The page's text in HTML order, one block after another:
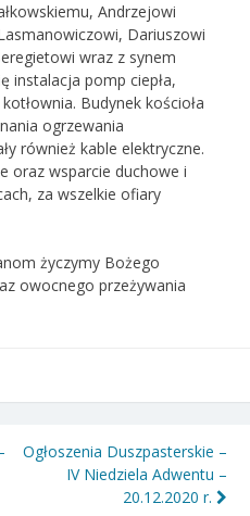
Andrzejowi
Dariuszowi
wraz z synem
instalacja pomp ciepła,
Budynek kościoła
ogrzewania
również kable elektryczne.
oraz wsparcie duchowe i
za wszelkie ofiary
życzymy Bożego
owocnego przeżywania
Ogłoszenia Duszpasterskie –
IV Niedziela Adwentu –
20.12.2020 r.